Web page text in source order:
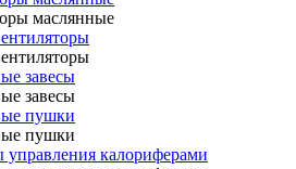
маслянные
завесы
завесы
пушки
пушки
калориферами